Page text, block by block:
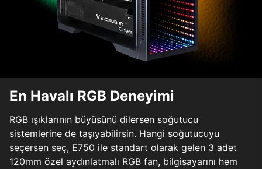
En Havalı RGB Deneyimi
RGB ışıklarının büyüsünü dilersen soğutucu
sistemlerine de taşıyabilirsin. Hangi soğutucuyu
seçersen seç, E750 ile standart olarak gelen 3 adet
120mm özel aydınlatmalı RGB fan, bilgisayarını hem